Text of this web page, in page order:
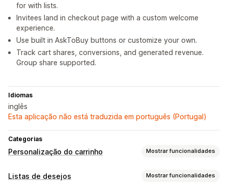
for with lists.
Invitees land in checkout page with a custom welcome
experience.
Use built in AskToBuy buttons or customize your own.
Track cart shares, conversions, and generated revenue.
Group share supported.
Idiomas
inglês
Esta aplicação não está traduzida em português (Portugal)
Categorias
Personalização do carrinho Mostrar funcionalidades
Apresentação do carrinho
Listas de desejos Mostrar funcionalidades